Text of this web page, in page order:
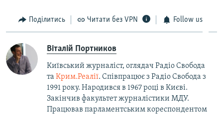
Поділитись Читати без VPN Follow us
Віталій Портников
Київський журналіст, оглядач Радіо Свобода
та Крим.Реалії. Співпрацює з Радіо Свобода з
1991 року. Народився в 1967 році в Києві.
Закінчив факультет журналістики МДУ.
Працював парламентським кореспондентом